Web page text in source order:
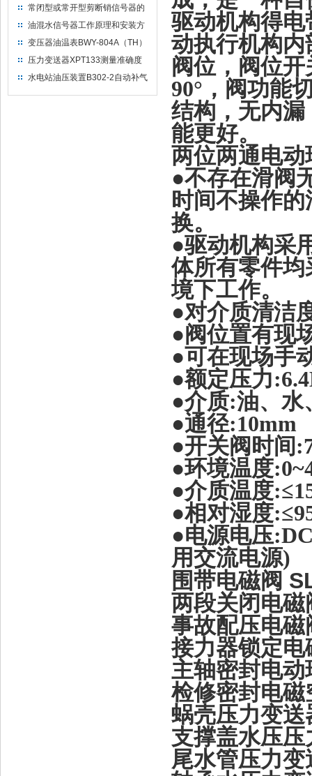
常闭型或常开型剪断销信号器的
工作原理
油混水信号器工作原理和安装方
式
变压器油温表BWY-804A（TH）
测量范围
压力变送器XPT133测量准确度
不高是什么原因导致的？
水电站油压装置B302-2自动补气
驱动机构得
动执行机构
阀位，阀位
90° ，阀功能
结构，无内
能更好。
两位两通电动
●不存在滑阀
时间不操作
换。
●驱动机构采
体所有零件
境下工作。
●对介质清洁
●阀位置有现
●可在现场手
●额定压力
●介质:油、水
●通径:10mm
●开关阀时间
●环境温度
●介质温度
●相对湿度
●电源电压
用交流电源)
围带电磁阀
两段关闭电
事故配压电
接力器锁定
主轴密封电
检修密封电
蜗壳压力变
支撑盖水压
尾水管压力